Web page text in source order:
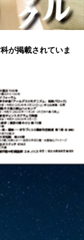
が掲載されていま